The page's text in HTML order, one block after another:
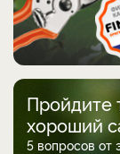
Пройдите
хороший
5 вопросов от